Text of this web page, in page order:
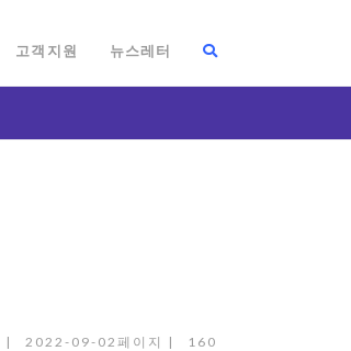
고객지원 뉴스레터
일 | 2022-09-02페이지 | 160